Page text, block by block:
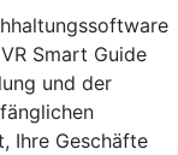
Smart Guide
und der
Ihre Geschäfte